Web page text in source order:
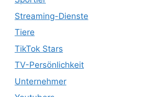
Streaming-Dienste
Tiere
TikTok Stars
TV-Persönlichkeit
Unternehmer